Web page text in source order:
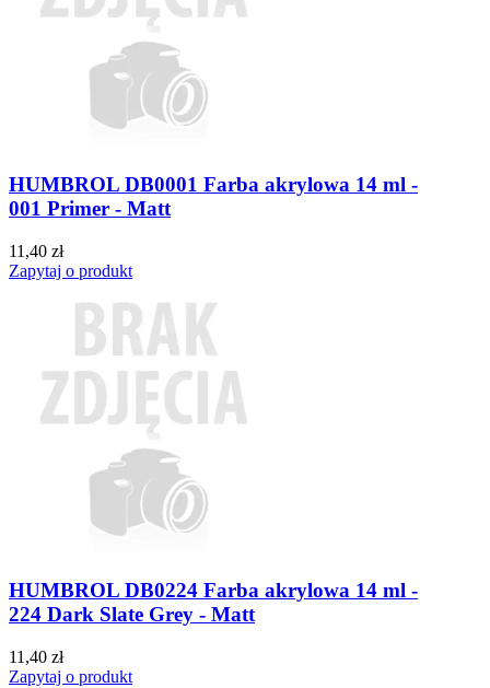
HUMBROL DB0001 Farba akrylowa 14 ml -
001 Primer - Matt
11,40 zł
Zapytaj o produkt
HUMBROL DB0224 Farba akrylowa 14 ml -
224 Dark Slate Grey - Matt
11,40 zł
Zapytaj o produkt